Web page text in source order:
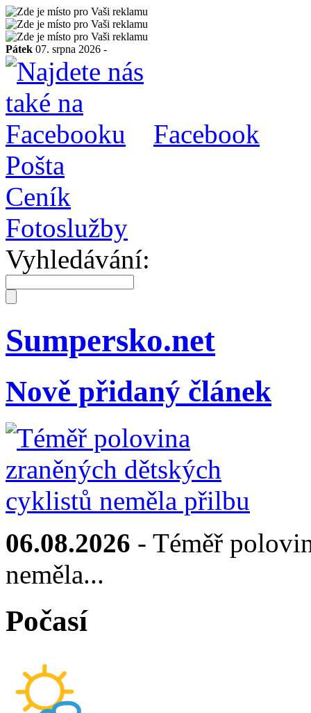
Pátek 07. srpna 2026 -
Facebook
Pošta
Ceník
Fotoslužby
Vyhledávání:
Sumpersko.net
Nově přidaný článek
06.08.2026 - Téměř
neměla...
Počasí